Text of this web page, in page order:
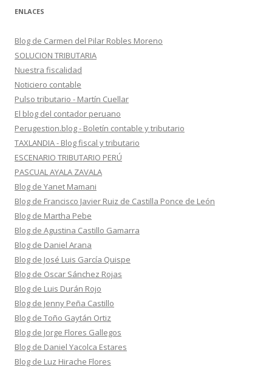
ENLACES
Blog de Carmen del Pilar Robles Moreno
SOLUCION TRIBUTARIA
Nuestra fiscalidad
Noticiero contable
Pulso tributario - Martín Cuellar
El blog del contador peruano
Perugestion.blog - Boletín contable y tributario
TAXLANDIA - Blog fiscal y tributario
ESCENARIO TRIBUTARIO PERÚ
PASCUAL AYALA ZAVALA
Blog de Yanet Mamani
Blog de Francisco Javier Ruiz de Castilla Ponce de León
Blog de Martha Pebe
Blog de Agustina Castillo Gamarra
Blog de Daniel Arana
Blog de José Luis García Quispe
Blog de Oscar Sánchez Rojas
Blog de Luis Durán Rojo
Blog de Jenny Peña Castillo
Blog de Toño Gaytán Ortiz
Blog de Jorge Flores Gallegos
Blog de Daniel Yacolca Estares
Blog de Luz Hirache Flores